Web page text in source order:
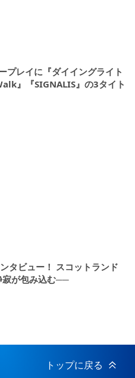
レイに『ダイイングライト
』『SIGNALIS』の3タイト
タビュー！ スコットランド
寂が包み込む──
トップに戻る